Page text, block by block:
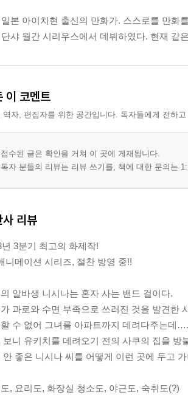
일본 아이치현 출신의 만화가. 스스로를 만화
단샤 월간 시리우스에서 데뷔하였다. 현재 같
이 코멘트
역자, 편집자를 위한 공간입니다. 독자들에게 전하
접수된 글은 확인을 거쳐 이 곳에 게재됩니다.
독자 분들의 리뷰는 리뷰 쓰기를, 책에 대한 문의는
사 리뷰
년 3분기 최고의 화제작!
니메이션 시리즈, 절찬 방영 중!!
알바생 니시나는 혼자 사는 밴드 걸이다.
과로와 수면 부족으로 쓰러진 것을 발견한
수 없어 그녀를 아파트까지 데려다주는데
보니 유키치를 데려오기 전의 사쿠의 집을 방
안 좋은 니시나 씨를 어떻게 이런 곳에 두고
, 요리도, 화장실 청소도, 야근도, 숙취도(?)